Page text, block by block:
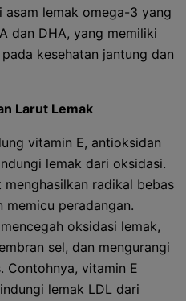
asam lemak omega-3 yang
dan DHA, yang memiliki
kesehatan jantung dan
Larut Lemak
vitamin E, antioksidan
lemak dari oksidasi.
radikal bebas
memicu peradangan.
oksidasi lemak,
sel, dan mengurangi
Contohnya, vitamin E
lemak LDL dari